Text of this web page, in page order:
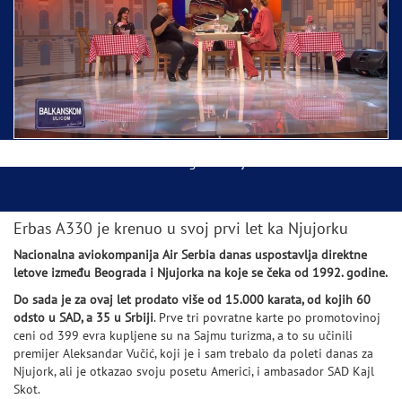
Ispraćaj Pojasa Presvete Bogorodice danas iz
Hrama Svetog Save
Erbas A330 je krenuo u svoj prvi let ka Njujorku
Nacionalna aviokompanija Air Serbia danas uspostavlja direktne
letove između Beograda i Njujorka na koje se čeka od 1992. godine.
Do sada je za ovaj let prodato više od 15.000 karata, od kojih 60
odsto u SAD, a 35 u Srbiji. Prve tri povratne karte po promotovinoj
ceni od 399 evra kupljene su na Sajmu turizma, a to su učinili
premijer Aleksandar Vučić, koji je i sam trebalo da poleti danas za
Njujork, ali je otkazao svoju posetu Americi, i ambasador SAD Kajl
Skot.